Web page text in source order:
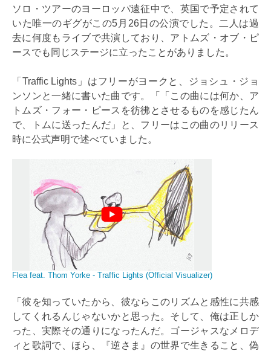
ソロ・ツアーのヨーロッパ遠征中で、英国で予定されて
いた唯一のギグがこの5月26日の公演でした。二人は過
去に何度もライブで共演しており、アトムズ・オブ・ピ
ースでも同じステージに立ったことがありました。
「Traffic Lights」はフリーがヨークと、ジョシュ・ジョ
ンソンと一緒に書いた曲です。「「この曲には何か、ア
トムズ・フォー・ピースを彷彿とさせるものを感じたん
で、トムに送ったんだ」と、フリーはこの曲のリリース
時に公式声明で述べていました。
Flea feat. Thom Yorke - Traffic Lights (Official Visualizer)
「彼を知っていたから、彼ならこのリズムと感性に共感
してくれるんじゃないかと思った。そして、俺は正しか
った、実際その通りになったんだ。ゴージャスなメロデ
ィと歌詞で、ほら、『逆さま』の世界で生きること、偽